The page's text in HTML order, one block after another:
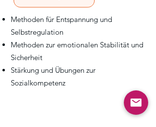
Methoden für Entspannung und
Selbstregulation
Methoden zur emotionalen Stabilität und
Sicherheit
Stärkung und Übungen zur
Sozialkompetenz